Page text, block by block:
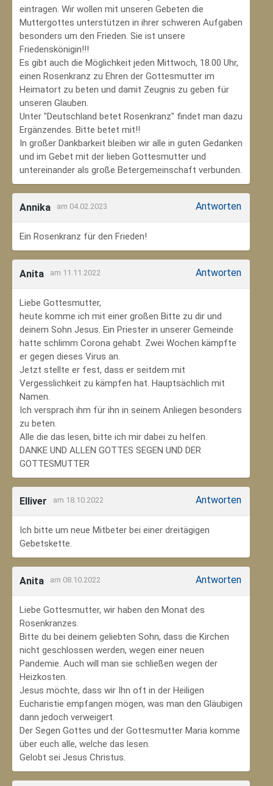
eintragen. Wir wollen mit unseren Gebeten die
Muttergottes unterstützen in ihrer schweren Aufgaben
besonders um den Frieden. Sie ist unsere
Friedenskönigin!!!
Es gibt auch die Möglichkeit jeden Mittwoch, 18.00 Uhr,
einen Rosenkranz zu Ehren der Gottesmutter im
Heimatort zu beten und damit Zeugnis zu geben für
unseren Glauben.
Unter "Deutschland betet Rosenkranz" findet man dazu
Ergänzendes. Bitte betet mit!!
In großer Dankbarkeit bleiben wir alle in guten Gedanken
und im Gebet mit der lieben Gottesmutter und
untereinander als große Betergemeinschaft verbunden.
Annika am 04.02.2023 Antworten
Ein Rosenkranz für den Frieden!
Anita am 11.11.2022 Antworten
Liebe Gottesmutter,
heute komme ich mit einer großen Bitte zu dir und
deinem Sohn Jesus. Ein Priester in unserer Gemeinde
hatte schlimm Corona gehabt. Zwei Wochen kämpfte
er gegen dieses Virus an.
Jetzt stellte er fest, dass er seitdem mit
Vergesslichkeit zu kämpfen hat. Hauptsächlich mit
Namen.
Ich versprach ihm für ihn in seinem Anliegen besonders
zu beten.
Alle die das lesen, bitte ich mir dabei zu helfen.
DANKE UND ALLEN GOTTES SEGEN UND DER
GOTTESMUTTER
Elliver am 18.10.2022 Antworten
Ich bitte um neue Mitbeter bei einer dreitägigen
Gebetskette.
Anita am 08.10.2022 Antworten
Liebe Gottesmutter, wir haben den Monat des
Rosenkranzes.
Bitte du bei deinem geliebten Sohn, dass die Kirchen
nicht geschlossen werden, wegen einer neuen
Pandemie. Auch will man sie schließen wegen der
Heizkosten.
Jesus möchte, dass wir Ihn oft in der Heiligen
Eucharistie empfangen mögen, was man den Gläubigen
dann jedoch verweigert.
Der Segen Gottes und der Gottesmutter Maria komme
über euch alle, welche das lesen.
Gelobt sei Jesus Christus.